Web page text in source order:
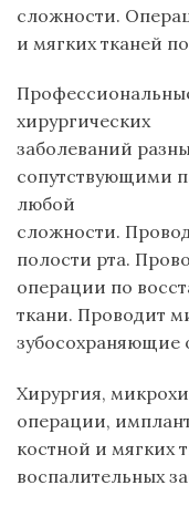
сложности.
и мягких тканей
хирургических
заболеваний
сопутствующими
любой
сложности.
полости рта.
операции по
ткани. Проводит
зубосохраняющие
Хирургия,
операции,
костной и мягких
воспалительных